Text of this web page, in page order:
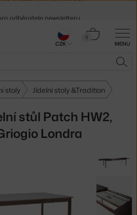
MENU
0
Košík
stoly Jídelní stoly &Tradition
stůl Patch HW2,
Londra
na vrácení zboží
CZK